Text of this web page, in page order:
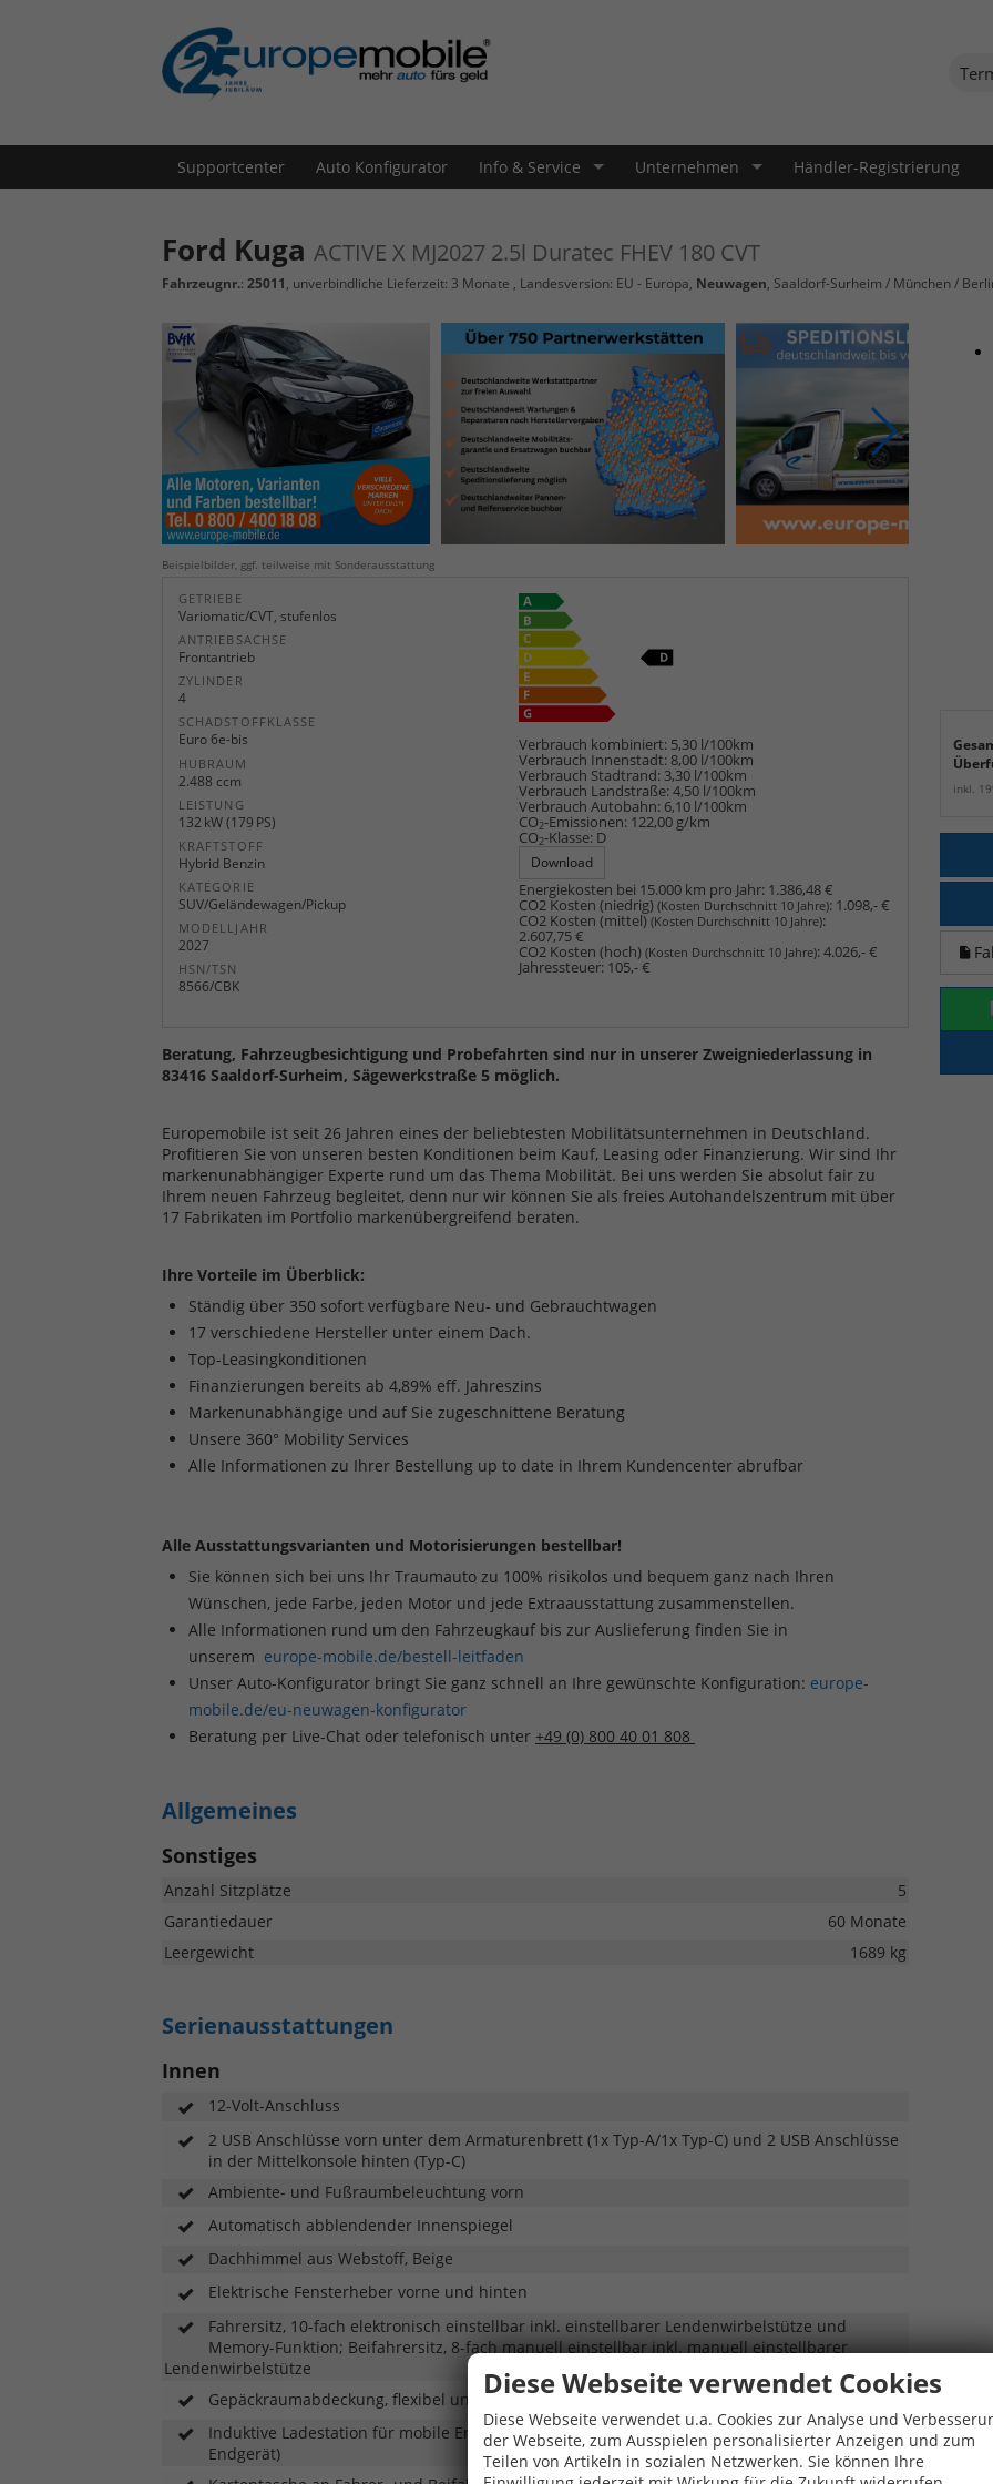
Supportcenter Auto Konfigurator Info & Service Unternehmen Händler-Registrierung
Ford Kuga ACTIVE X MJ2027 2.5l Duratec FHEV 180 CVT
Fahrzeugnr.: 25011, unverbindliche Lieferzeit: 3 Monate , Landesversion: EU - Europa, Neuwagen, Saaldorf-Surheim / München /
inkl.
Beispielbilder, ggf. teilweise mit Sonderausstattung
GETRIEBE
Variomatic/CVT, stufenlos
ANTRIEBSACHSE
Frontantrieb
ZYLINDER
4
SCHADSTOFFKLASSE
Euro 6e-bis
HUBRAUM
2.488 ccm
LEISTUNG
132 kW (179 PS)
KRAFTSTOFF
Hybrid Benzin
KATEGORIE
SUV/Geländewagen/Pickup
MODELLJAHR
2027
HSN/TSN
8566/CBK
Verbrauch kombiniert: 5,30 l/100km
Verbrauch Innenstadt: 8,00 l/100km
Verbrauch Stadtrand: 3,30 l/100km
Verbrauch Landstraße:4,50 l/100km
Verbrauch Autobahn: 6,10 l/100km
CO2-Emissionen: 122,00 g/km
CO2-Klasse: D
Download
Energiekosten bei 15.000 km pro Jahr: 1.386,48 €
CO2 Kosten (niedrig)(Kosten Durchschnitt 10 Jahre): 1.098,- €
CO2 Kosten (mittel)(Kosten Durchschnitt 10 Jahre):
2.607,75 €
CO2 Kosten (hoch)(Kosten Durchschnitt 10 Jahre):4.026,- €
Jahressteuer: 105,- €
Beratung, Fahrzeugbesichtigung und Probefahrten sind nur in unserer Zweigniederlassung in
83416 Saaldorf-Surheim, Sägewerkstraße 5 möglich.
Europemobile ist seit 26 Jahren eines der beliebtesten Mobilitätsunternehmen in Deutschland.
Profitieren Sie von unseren besten Konditionen beim Kauf, Leasing oder Finanzierung. Wir sind Ihr
markenunabhängiger Experte rund um das Thema Mobilität. Bei uns werden Sie absolut fair zu
Ihrem neuen Fahrzeug begleitet, denn nur wir können Sie als freies Autohandelszentrum mit über
17 Fabrikaten im Portfolio markenübergreifend beraten.
Ihre Vorteile im Überblick:
Ständig über 350 sofort verfügbare Neu- und Gebrauchtwagen
17 verschiedene Hersteller unter einem Dach.
Top-Leasingkonditionen
Finanzierungen bereits ab 4,89% eff. Jahreszins
Markenunabhängige und auf Sie zugeschnittene Beratung
Unsere 360° Mobility Services
Alle Informationen zu Ihrer Bestellung up to date in Ihrem Kundencenter abrufbar
Alle Ausstattungsvarianten und Motorisierungen bestellbar!
Sie können sich bei uns Ihr Traumauto zu 100% risikolos und bequem ganz nach Ihren
Wünschen, jede Farbe, jeden Motor und jede Extraausstattung zusammenstellen.
Alle Informationen rund um den Fahrzeugkauf bis zur Auslieferung finden Sie in
unserem europe-mobile.de/bestell-leitfaden
Unser Auto-Konfigurator bringt Sie ganz schnell an Ihre gewünschte Konfiguration: europe-
mobile.de/eu-neuwagen-konfigurator
Beratung per Live-Chat oder telefonisch unter +49 (0) 800 40 01 808
Allgemeines
Sonstiges
Anzahl Sitzplätze
5
Garantiedauer
60 Monate
Leergewicht
1689 kg
Serienausstattungen
Innen
12-Volt-Anschluss
2 USB Anschlüsse vorn unter dem Armaturenbrett (1x Typ-A/1x Typ-C) und 2 USB Anschlüsse
in der Mittelkonsole hinten (Typ-C)
Ambiente- und Fußraumbeleuchtung vorn
Automatisch abblendender Innenspiegel
Dachhimmel aus Webstoff, Beige
Elektrische Fensterheber vorne und hinten
Fahrersitz, 10-fach elektronisch einstellbar inkl. einstellbarer Lendenwirbelstütze und
Memory-Funktion; Beifahrersitz, 8-fach manuell einstellbar inkl. manuell einstellbarer
Lendenwirbelstütze
Gepäckraumabdeckung, flexibel und abnehmbar
Induktive Ladestation für mobile Endgeräte (nach QI-Standard, Kompatibilität abhängig vom
Endgerät)
Diese Webseite verwendet Cookies
Diese Webseite verwendet u.a. Cookies zur Analyse und
der Webseite, zum Ausspielen personalisierter Anzeigen und zum
Teilen von Artikeln in sozialen Netzwerken. Sie können Ihre